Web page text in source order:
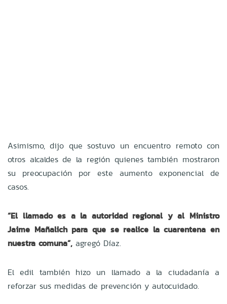
Asimismo, dijo que sostuvo un encuentro remoto con
otros alcaldes de la región quienes también mostraron
su preocupación por este aumento exponencial de
casos.
“El llamado es a la autoridad regional y al Ministro
Jaime Mañalich para que se realice la cuarentena en
nuestra comuna”, agregó Díaz.
El edil también hizo un llamado a la ciudadanía a
reforzar sus medidas de prevención y autocuidado.